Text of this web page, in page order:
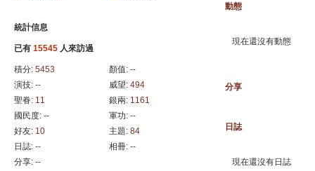
統計信息
已有 15545 人來訪過
積分: 5453 顏值: --
演技: -- 威望: 494
聖眷: 11 銀兩: 1161
國民度: -- 軍功: --
好友: 10 主題: 84
日誌: -- 相冊: --
分享: --
動態
現在還沒有動態
分享
日誌
現在還沒有日誌